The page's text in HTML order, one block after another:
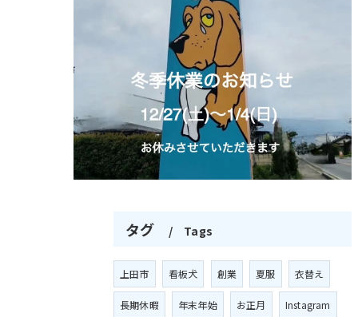
タグ Tags
上田市 看板犬 創業 夏服 衣替え
長期休暇 年末年始 お正月 Instagram